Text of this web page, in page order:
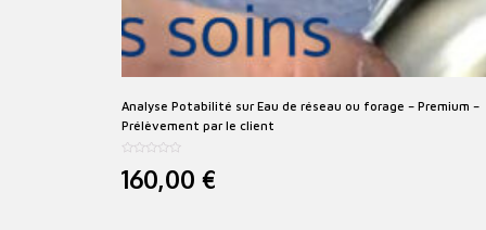
Analyse Potabilité sur Eau de réseau ou forage – Premium –
Prélèvement par le client
o160,00 €